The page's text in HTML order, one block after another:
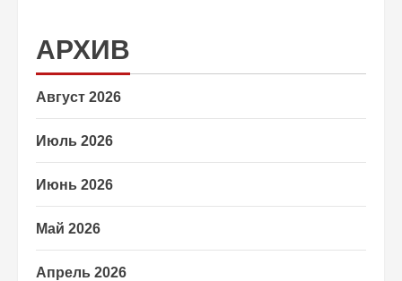
АРХИВ
Август 2026
Июль 2026
Июнь 2026
Май 2026
Апрель 2026